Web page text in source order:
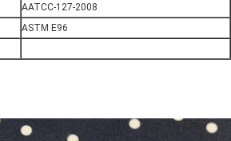
AATCC-127-2008
ASTM E96